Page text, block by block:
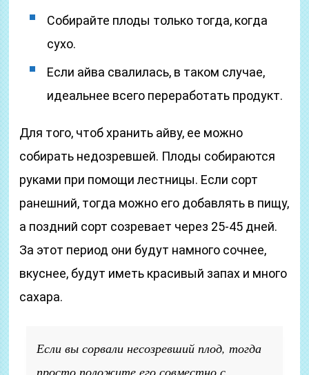
Собирайте плоды только тогда, когда
сухо.
Если айва свалилась, в таком случае,
идеальнее всего переработать продукт.
Для того, чтоб хранить айву, ее можно
собирать недозревшей. Плоды собираются
руками при помощи лестницы. Если сорт
ранешний, тогда можно его добавлять в пищу,
а поздний сорт созревает через 25-45 дней.
За этот период они будут намного сочнее,
вкуснее, будут иметь красивый запах и много
сахара.
Если вы сорвали несозревший плод, тогда
просто положите его совместно с